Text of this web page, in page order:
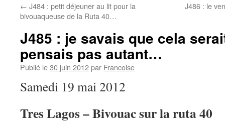
← J484 : petit déjeuner au lit pour la
bivouaqueuse de la Ruta 40…
J486 : le
J485 : je savais que cela
pensais pas autant…
Publié le30 juin 2012par Francoise
Samedi 19 mai 2012
Tres Lagos – Bivouac sur la ruta 40